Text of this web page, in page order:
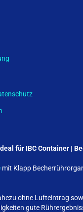
für IBC Container |
mit Klapp
ohne Lufteintrag
gute